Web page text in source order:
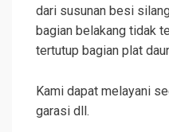
dari susunan besi
bagian belakang tidak
tertutup bagian plat
Kami dapat melayani
garasi dll.